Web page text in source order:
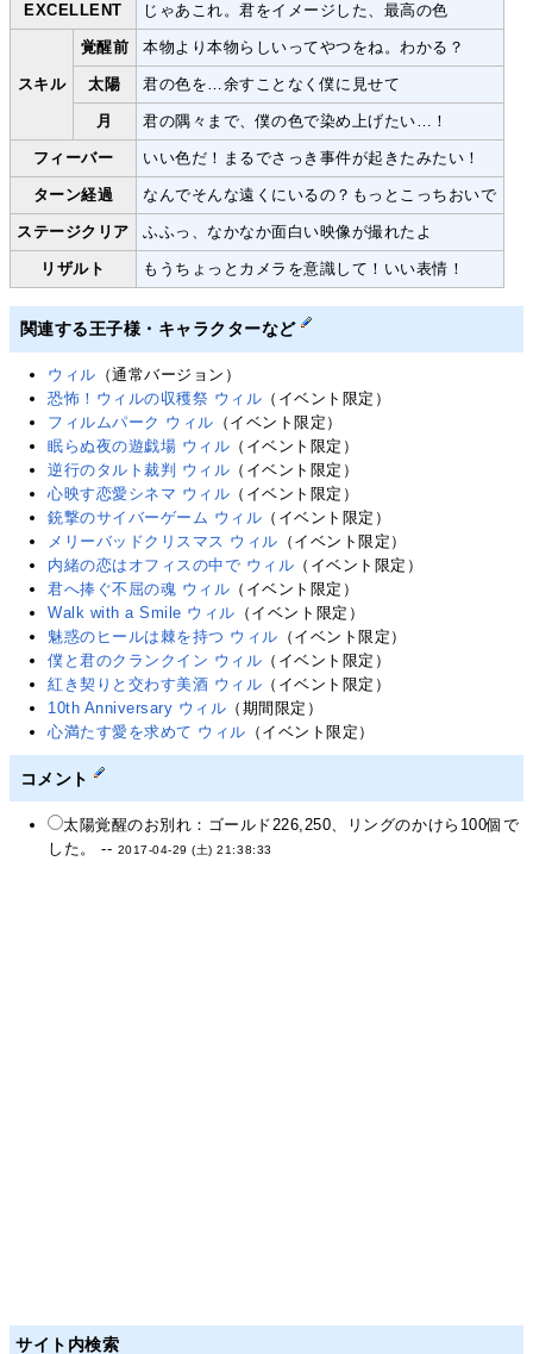
EXCELLENT じゃあこれ。君をイメージした、最高の色
スキル
覚醒前 本物より本物らしいってやつをね。わかる？
太陽 君の色を…余すことなく僕に見せて
月 君の隅々まで、僕の色で染め上げたい…！
フィーバー いい色だ！まるでさっき事件が起きたみたい！
ターン経過 なんでそんな遠くにいるの？もっとこっちおいで
ステージクリア ふふっ、なかなか面白い映像が撮れたよ
リザルト もうちょっとカメラを意識して！いい表情！
関連する王子様・キャラクターなど
ウィル （通常バージョン）
恐怖！ウィルの収穫祭 ウィル （イベント限定）
フィルムパーク ウィル （イベント限定）
眠らぬ夜の遊戯場 ウィル （イベント限定）
逆行のタルト裁判 ウィル （イベント限定）
心映す恋愛シネマ ウィル （イベント限定）
銃撃のサイバーゲーム ウィル （イベント限定）
メリーバッドクリスマス ウィル （イベント限定）
内緒の恋はオフィスの中で ウィル （イベント限定）
君へ捧ぐ不屈の魂 ウィル （イベント限定）
Walk with a Smile ウィル （イベント限定）
魅惑のヒールは棘を持つ ウィル （イベント限定）
僕と君のクランクイン ウィル （イベント限定）
紅き契りと交わす美酒 ウィル （イベント限定）
10th Anniversary ウィル （期間限定）
心満たす愛を求めて ウィル （イベント限定）
コメント
太陽覚醒のお別れ：ゴールド226,250、リングのかけら100個で
した。 -- 2017-04-29 (土) 21:38:33
サイト内検索